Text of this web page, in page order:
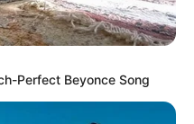
Perfect Beyonce Song